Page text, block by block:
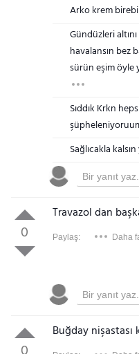
Arko krem
Gündüzleri
havalansın bez
sürün eşim öyle
Sıddık Krkn
Sağlıcakla
0
Travazol dan
Paylaş: Daha
Buğday nişastası